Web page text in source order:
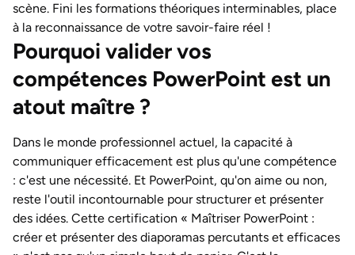
scène. Fini les formations théoriques interminables, place
à la reconnaissance de votre savoir-faire réel !
Pourquoi valider vos
compétences PowerPoint est un
atout maître ?
Dans le monde professionnel actuel, la capacité à
communiquer efficacement est plus qu'une compétence
: c'est une nécessité. Et PowerPoint, qu'on aime ou non,
reste l'outil incontournable pour structurer et présenter
des idées. Cette certification « Maîtriser PowerPoint :
créer et présenter des diaporamas percutants et efficaces